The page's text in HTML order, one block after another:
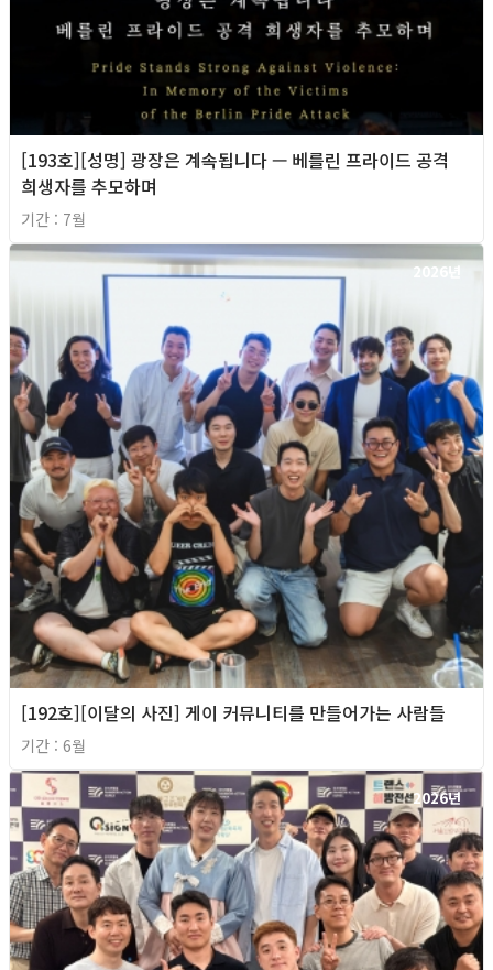
[193호][성명] 광장은 계속됩니다 — 베를린 프라이드 공격
희생자를 추모하며
기간 : 7월
2026년
[192호][이달의 사진] 게이 커뮤니티를 만들어가는 사람들
기간 : 6월
2026년